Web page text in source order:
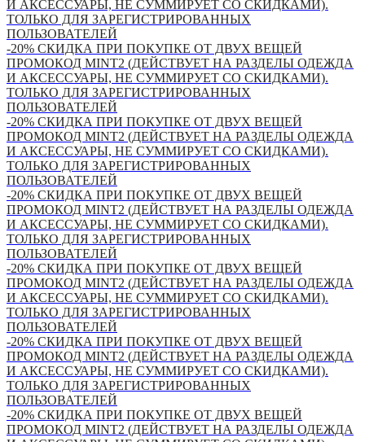
И АКСЕССУАРЫ, НЕ СУММИРУЕТ СО СКИДКАМИ).
ТОЛЬКО ДЛЯ ЗАРЕГИСТРИРОВАННЫХ
ПОЛЬЗОВАТЕЛЕЙ
-20% СКИДКА ПРИ ПОКУПКЕ ОТ ДВУХ ВЕЩЕЙ
ПРОМОКОД MINT2 (ДЕЙСТВУЕТ НА РАЗДЕЛЫ ОДЕЖДА
И АКСЕССУАРЫ, НЕ СУММИРУЕТ СО СКИДКАМИ).
ТОЛЬКО ДЛЯ ЗАРЕГИСТРИРОВАННЫХ
ПОЛЬЗОВАТЕЛЕЙ
-20% СКИДКА ПРИ ПОКУПКЕ ОТ ДВУХ ВЕЩЕЙ
ПРОМОКОД MINT2 (ДЕЙСТВУЕТ НА РАЗДЕЛЫ ОДЕЖДА
И АКСЕССУАРЫ, НЕ СУММИРУЕТ СО СКИДКАМИ).
ТОЛЬКО ДЛЯ ЗАРЕГИСТРИРОВАННЫХ
ПОЛЬЗОВАТЕЛЕЙ
-20% СКИДКА ПРИ ПОКУПКЕ ОТ ДВУХ ВЕЩЕЙ
ПРОМОКОД MINT2 (ДЕЙСТВУЕТ НА РАЗДЕЛЫ ОДЕЖДА
И АКСЕССУАРЫ, НЕ СУММИРУЕТ СО СКИДКАМИ).
ТОЛЬКО ДЛЯ ЗАРЕГИСТРИРОВАННЫХ
ПОЛЬЗОВАТЕЛЕЙ
-20% СКИДКА ПРИ ПОКУПКЕ ОТ ДВУХ ВЕЩЕЙ
ПРОМОКОД MINT2 (ДЕЙСТВУЕТ НА РАЗДЕЛЫ ОДЕЖДА
И АКСЕССУАРЫ, НЕ СУММИРУЕТ СО СКИДКАМИ).
ТОЛЬКО ДЛЯ ЗАРЕГИСТРИРОВАННЫХ
ПОЛЬЗОВАТЕЛЕЙ
-20% СКИДКА ПРИ ПОКУПКЕ ОТ ДВУХ ВЕЩЕЙ
ПРОМОКОД MINT2 (ДЕЙСТВУЕТ НА РАЗДЕЛЫ ОДЕЖДА
И АКСЕССУАРЫ, НЕ СУММИРУЕТ СО СКИДКАМИ).
ТОЛЬКО ДЛЯ ЗАРЕГИСТРИРОВАННЫХ
ПОЛЬЗОВАТЕЛЕЙ
-20% СКИДКА ПРИ ПОКУПКЕ ОТ ДВУХ ВЕЩЕЙ
ПРОМОКОД MINT2 (ДЕЙСТВУЕТ НА РАЗДЕЛЫ ОДЕЖДА